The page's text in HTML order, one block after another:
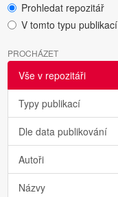
Prohledat repozitář
V tomto typu publikací
PROCHÁZET
Vše v repozitáři
Typy publikací
Dle data publikování
Autoři
Názvy